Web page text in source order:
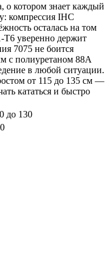
о котором знает каждый
компрессия IHC
осталась на том
T6 уверенно держит
7075 не боится
с полиуретаном 88А
в любой ситуации.
от 115 до 135 см —
кататься и быстро
до 130